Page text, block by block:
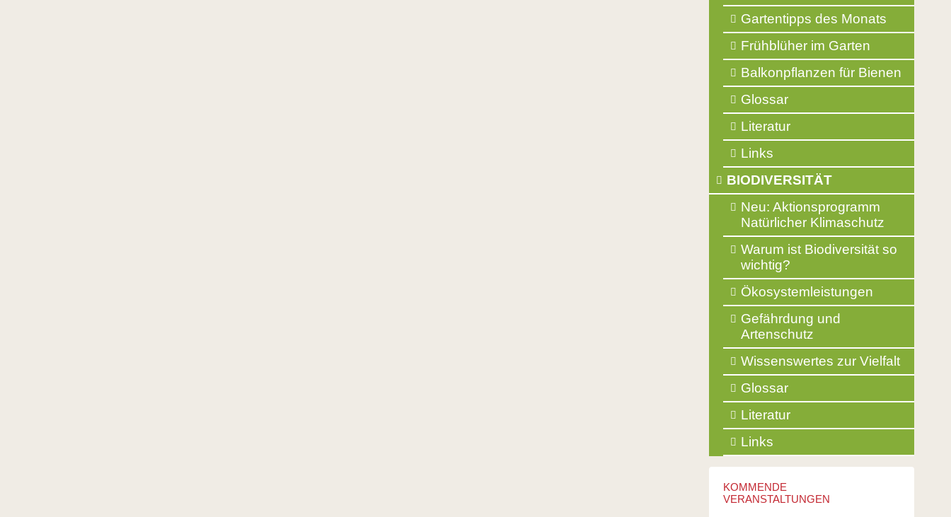
Gartentipps des Monats
Frühblüher im Garten
Balkonpflanzen für Bienen
Glossar
Literatur
Links
BIODIVERSITÄT
Neu: Aktionsprogramm
Natürlicher Klimaschutz
Warum ist Biodiversität so
wichtig?
Ökosystemleistungen
Gefährdung und
Artenschutz
Wissenswertes zur Vielfalt
Glossar
Literatur
Links
KOMMENDE
VERANSTALTUNGEN